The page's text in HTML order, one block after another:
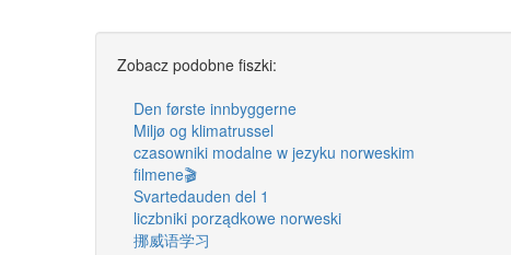
Zobacz podobne fiszki:
Den første innbyggerne
Miljø og klimatrussel
czasowniki modalne w jezyku norweskim
filmene🎬
Svartedauden del 1
liczbniki porządkowe norweski
挪威语学习